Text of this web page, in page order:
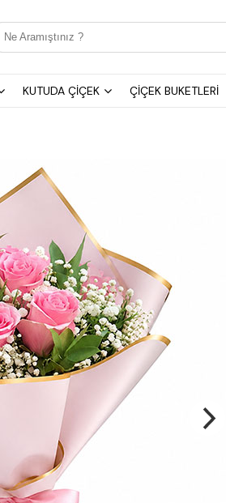
KUTUDA ÇİÇEK ÇİÇEK BUKETLERİ